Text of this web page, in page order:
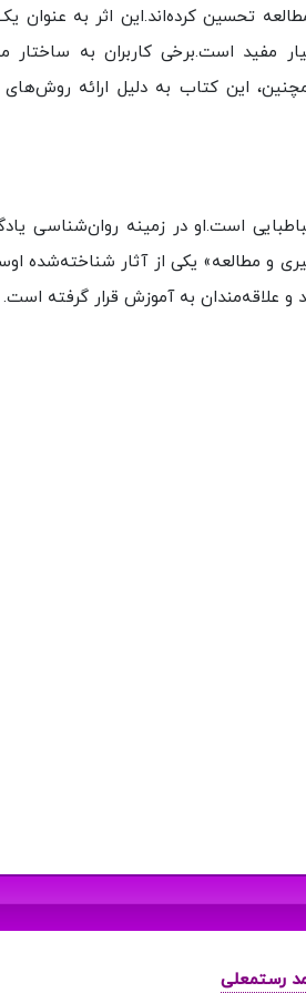
تحسین کرده‌اند.این اثر به عنوان
مفید است.برخی کاربران به ساختار
این کتاب به دلیل ارائه روش‌های
است.او در زمینه روان‌شناسی
و مطالعه» یکی از آثار شناخته‌شده
و علاقه‌مندان به آموزش قرار گرفته است.